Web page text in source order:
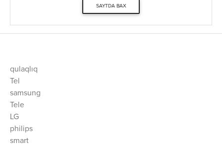
SAYTDA BAX
qulaqlıq
Tel
samsung
Tele
LG
philips
smart